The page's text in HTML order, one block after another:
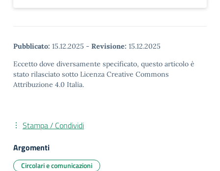
Pubblicato: 15.12.2025 - Revisione: 15.12.2025
Eccetto dove diversamente specificato, questo articolo è
stato rilasciato sotto Licenza Creative Commons
Attribuzione 4.0 Italia.
Stampa / Condividi
Argomenti
Circolari e comunicazioni